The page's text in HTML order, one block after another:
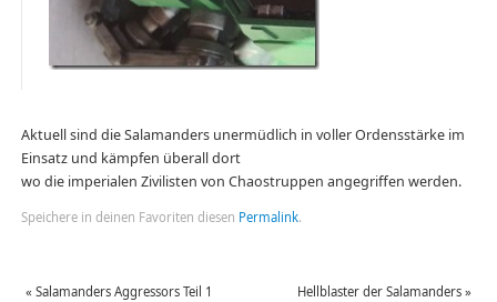
Aktuell sind die Salamanders unermüdlich in voller Ordensstärke im
Einsatz und kämpfen überall dort
wo die imperialen Zivilisten von Chaostruppen angegriffen werden.
Speichere in deinen Favoriten diesen Permalink.
« Salamanders Aggressors Teil 1 Hellblaster der Salamanders»